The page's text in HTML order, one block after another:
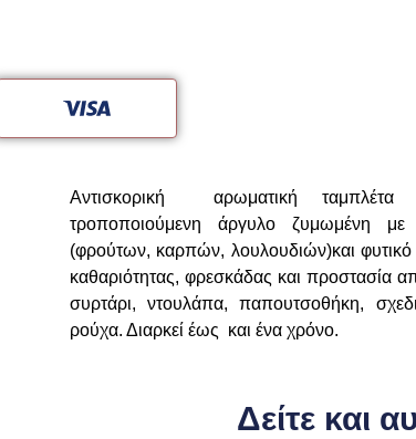
Αντισκορική αρωματική ταμπλέτα
τροποποιούμενη άργυλο ζυμωμένη με
(φρούτων, καρπών, λουλουδιών)και φυτικό
καθαριότητας, φρεσκάδας και προστασία
συρτάρι, ντουλάπα, παπουτσοθήκη,
ρούχα. Διαρκεί έως και ένα χρόνο.
Δείτε και